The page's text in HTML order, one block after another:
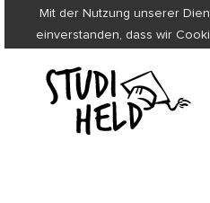
Mit der Nutzung unserer
einverstanden, dass wir